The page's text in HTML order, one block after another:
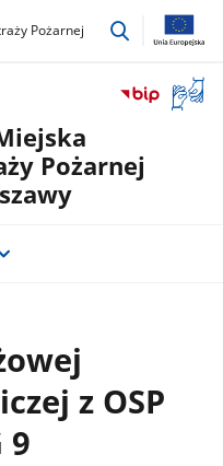
Pożarnej
przejdź
okno
Pożarnej
z OSP
9